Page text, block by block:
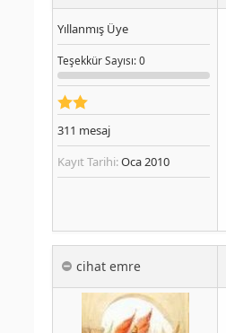
Yıllanmış Üye
TeşekkürSayısı: 0
311 mesaj
Kayıt Tarihi:Oca 2010
cihat emre